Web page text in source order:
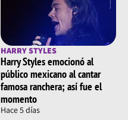
HARRY STYLES
Harry Styles emocionó al
público mexicano al cantar
famosa ranchera; así fue el
momento
Hace 5 días